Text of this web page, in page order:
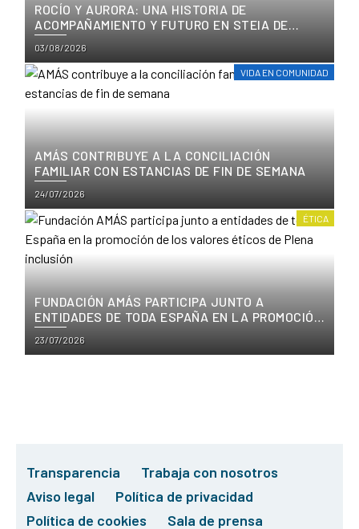
ROCÍO Y AURORA: UNA HISTORIA DE
ACOMPAÑAMIENTO Y FUTURO EN STEIA DE
FUNDACIÓN AMÁS
Posted
on
03/08/2026
VIDA EN COMUNIDAD
AMÁS CONTRIBUYE A LA CONCILIACIÓN
FAMILIAR CON ESTANCIAS DE FIN DE SEMANA
Posted
on
24/07/2026
ÉTICA
FUNDACIÓN AMÁS PARTICIPA JUNTO A
ENTIDADES DE TODA ESPAÑA EN LA PROMOCIÓN
DE LOS VALORES ÉTICOS DE PLENA INCLUSIÓN
Posted
on
23/07/2026
Transparencia
Trabaja con nosotros
Aviso legal
Política de privacidad
Política de cookies
Sala de prensa